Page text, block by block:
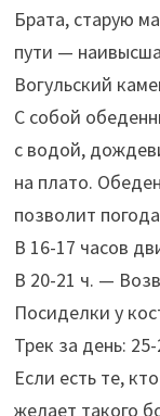
Брата, старую
пути —
Вогульский
С собой
с водой,
на плато.
позволит
В 16-17 часов
В 20-21 ч. —
Посиделки у
Трек за день:
Если есть те,
желает такого